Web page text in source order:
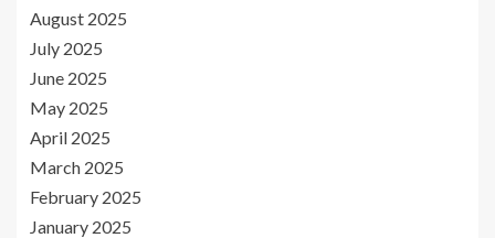
August 2025
July 2025
June 2025
May 2025
April 2025
March 2025
February 2025
January 2025